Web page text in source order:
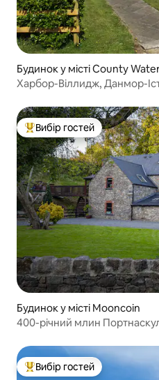
Будинок у місті County
Харбор-Віллидж, Данмор-
Топ вибір гостей
Вибір гостей
Будинок у місті Mooncoin
400-річний млин
Топ вибір гостей
Вибір гостей